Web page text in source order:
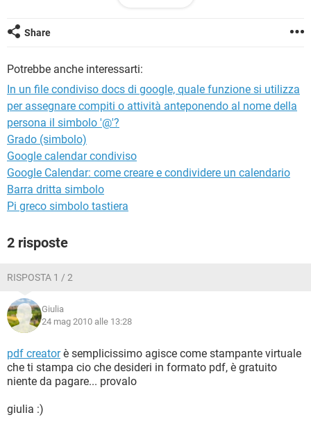
Share
Potrebbe anche interessarti:
In un file condiviso docs di google, quale funzione si utilizza
per assegnare compiti o attività anteponendo al nome della
persona il simbolo '@'?
Grado (simbolo)
Google calendar condiviso
Google Calendar: come creare e condividere un calendario
Barra dritta simbolo
Pi greco simbolo tastiera
2 risposte
RISPOSTA 1 / 2
Giulia
24 mag 2010 alle 13:28
pdf creatorè semplicissimo agisce come stampante virtuale
che ti stampa cio che desideri in formato pdf, è gratuito
niente da pagare... provalo
giulia :)